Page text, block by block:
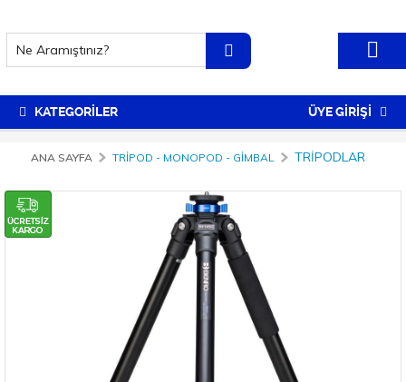
KATEGORİLER ÜYE GİRİŞİ
ANA SAYFA TRIPOD - MONOPOD - GIMBAL TRIPODLAR